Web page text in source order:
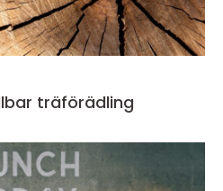
i hållbar träförädling